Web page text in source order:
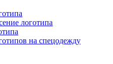
логотипа
на спецодежду